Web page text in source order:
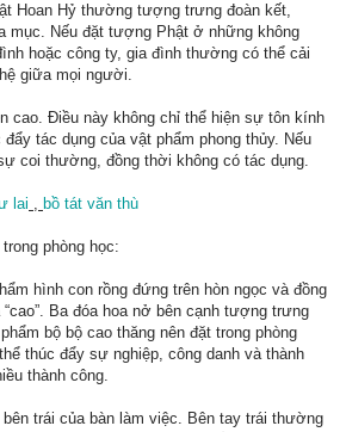
Hoan Hỷ thường tượng trưng đoàn kết,
mục. Nếu đặt tượng Phật ở những không
hoặc công ty, gia đình thường có thể cải
giữa mọi người.
cao. Điều này không chỉ thể hiện sự tôn kính
tác dụng của vật phẩm phong thủy. Nếu
coi thường, đồng thời không có tác dụng.
lai , bồ tát văn thù
phòng học:
hình con rồng đứng trên hòn ngọc và đồng
Ba đóa hoa nở bên cạnh tượng trưng
bộ bộ cao thăng nên đặt trong phòng
thúc đẩy sự nghiệp, công danh và thành
thành công.
bên trái của bàn làm việc. Bên tay trái thường